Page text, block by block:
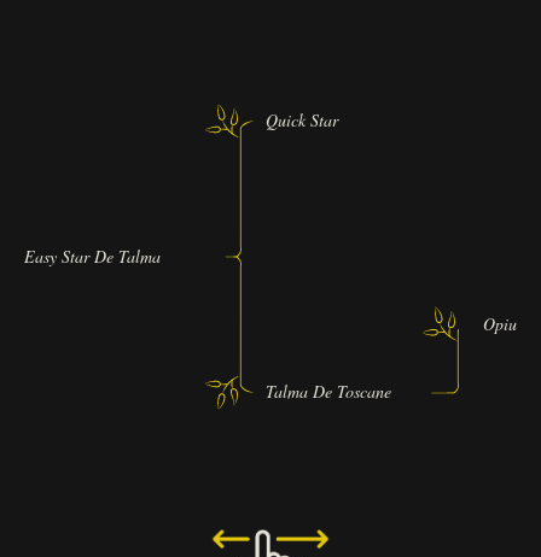
Easy Star De Talma
Quick Star
Talma De Toscane
Opium